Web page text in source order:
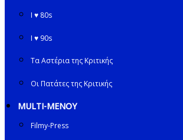
I ♥ 80s
I ♥ 90s
Τα Αστέρια της Κριτικής
Οι Πατάτες της Κριτικής
MULTI-ΜΕΝΟΥ
Filmy-Press